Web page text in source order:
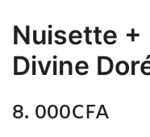
Nuisette +
Divine
8. 000CFA